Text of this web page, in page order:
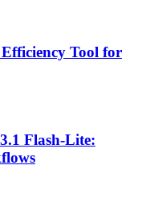
Tool for
Flash-Lite: